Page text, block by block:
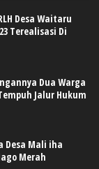
Desa Waitaru
Terealisasi Di
Dua Warga
Jalur Hukum
Desa Mali iha
Merah